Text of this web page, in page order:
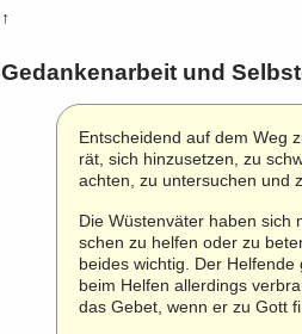
↑
Gedankenarbeit und
Entscheidend auf dem Weg
rät, sich hinzusetzen, zu
achten, zu untersuchen und
Die Wüstenväter haben sich
schen zu helfen oder zu
beides wichtig. Der
beim Helfen allerdings
das Gebet, wenn er zu Gott